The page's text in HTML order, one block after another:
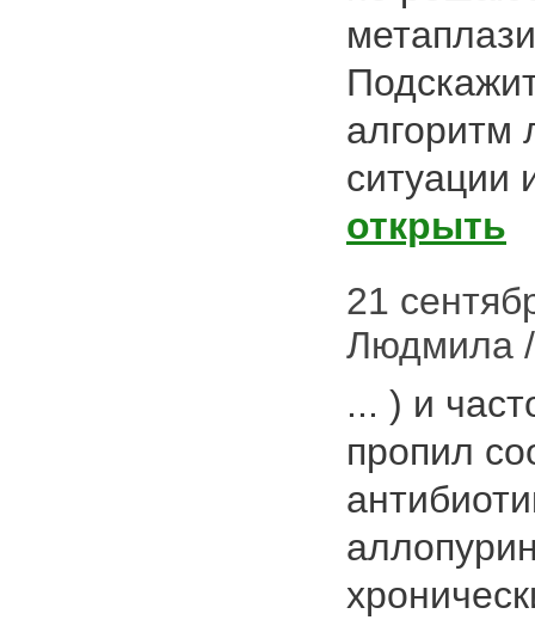
алгоритм
ситуации
открыть
21
Людмила
... ) и
пропил